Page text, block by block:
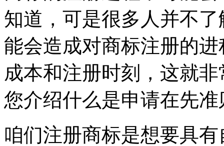
知道，可是很多人并不
能会造成对商标注册的
成本和注册时刻，这就
您介绍什么是申请在先准
咱们注册商标是想要具